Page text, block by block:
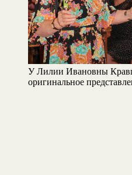
У Лилии Ивановны
оригинальное